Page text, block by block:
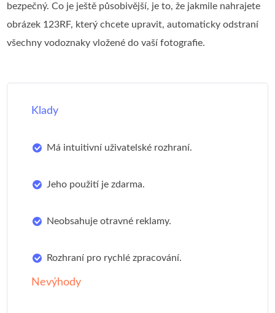
bezpečný. Co je ještě působivější, je to, že jakmile nahrajete
obrázek 123RF, který chcete upravit, automaticky odstraní
všechny vodoznaky vložené do vaší fotografie.
Klady
Má intuitivní uživatelské rozhraní.
Jeho použití je zdarma.
Neobsahuje otravné reklamy.
Rozhraní pro rychlé zpracování.
Nevýhody